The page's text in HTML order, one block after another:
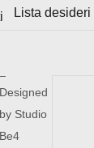
Lista desideri
Designed
by Studio
Be4